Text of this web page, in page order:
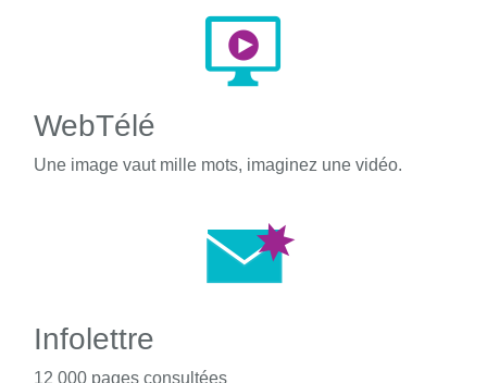
WebTélé
Une image vaut mille mots, imaginez une vidéo.
Infolettre
12 000 pages consultées